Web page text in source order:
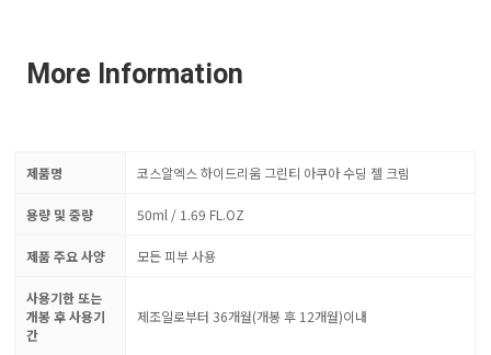
More Information
제품명 코스알엑스 하이드리움 그린티 아쿠아 수딩 젤 크림
용량 및 중량 50ml / 1.69 FL.OZ
제품 주요 사양 모든 피부 사용
사용기한 또는
개봉 후 사용기
간
제조일로부터 36개월(개봉 후 12개월)이내